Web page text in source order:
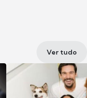
Ver tudo